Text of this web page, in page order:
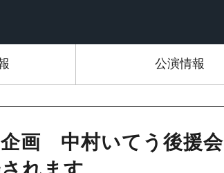
公演情報
企画 中村いてう後援会